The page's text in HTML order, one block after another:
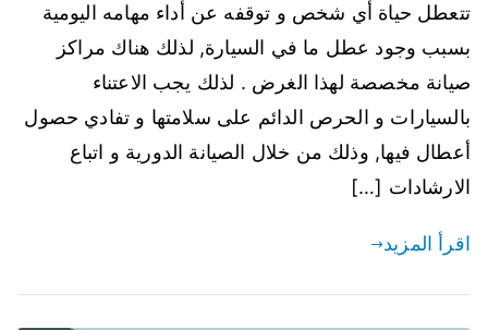
تتعطل حياة أي شخص و توقفه عن أداء مهامه اليومية
بسبب وجود عطل ما في السيارة, لذلك هناك مراكز
صيانة مخصصة لهذا الغرض . لذلك يجب الاعتناء
بالسيارات و الحرص الدائم على سلامتها و تفادي حصول
أعطال فيها, وذلك من خلال الصيانة الدورية و اتباع
الارشادات […]
اقرأ المزيد